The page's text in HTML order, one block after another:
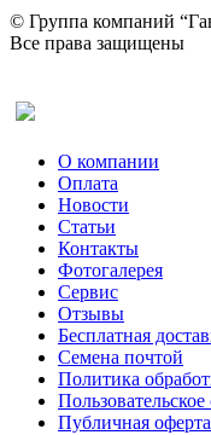
© Группа компаний
Все права защищены
О компании
Оплата
Новости
Статьи
Контакты
Фотогалерея​
Сервис
Отзывы
Бесплатная
Семена почтой
Политика
Публичная оферта